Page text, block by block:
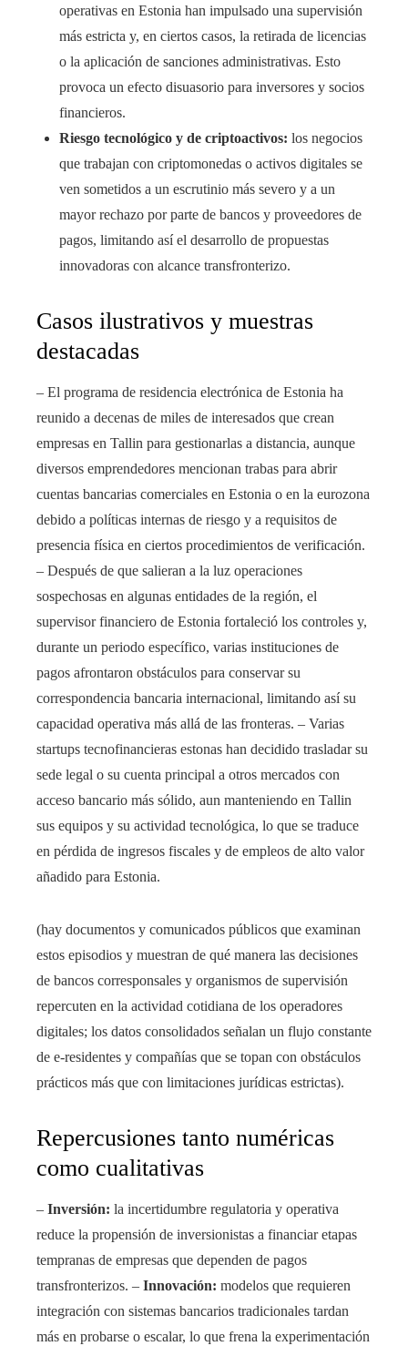
operativas en Estonia han impulsado una supervisión
más estricta y, en ciertos casos, la retirada de licencias
o la aplicación de sanciones administrativas. Esto
provoca un efecto disuasorio para inversores y socios
financieros.
Riesgo tecnológico y de criptoactivos: los negocios
que trabajan con criptomonedas o activos digitales se
ven sometidos a un escrutinio más severo y a un
mayor rechazo por parte de bancos y proveedores de
pagos, limitando así el desarrollo de propuestas
innovadoras con alcance transfronterizo.
Casos ilustrativos y muestras
destacadas
– El programa de residencia electrónica de Estonia ha
reunido a decenas de miles de interesados que crean
empresas en Tallin para gestionarlas a distancia, aunque
diversos emprendedores mencionan trabas para abrir
cuentas bancarias comerciales en Estonia o en la eurozona
debido a políticas internas de riesgo y a requisitos de
presencia física en ciertos procedimientos de verificación.
– Después de que salieran a la luz operaciones
sospechosas en algunas entidades de la región, el
supervisor financiero de Estonia fortaleció los controles y,
durante un periodo específico, varias instituciones de
pagos afrontaron obstáculos para conservar su
correspondencia bancaria internacional, limitando así su
capacidad operativa más allá de las fronteras. – Varias
startups tecnofinancieras estonas han decidido trasladar su
sede legal o su cuenta principal a otros mercados con
acceso bancario más sólido, aun manteniendo en Tallin
sus equipos y su actividad tecnológica, lo que se traduce
en pérdida de ingresos fiscales y de empleos de alto valor
añadido para Estonia.
(hay documentos y comunicados públicos que examinan
estos episodios y muestran de qué manera las decisiones
de bancos corresponsales y organismos de supervisión
repercuten en la actividad cotidiana de los operadores
digitales; los datos consolidados señalan un flujo constante
de e‑residentes y compañías que se topan con obstáculos
prácticos más que con limitaciones jurídicas estrictas).
Repercusiones tanto numéricas
como cualitativas
– Inversión: la incertidumbre regulatoria y operativa
reduce la propensión de inversionistas a financiar etapas
tempranas de empresas que dependen de pagos
transfronterizos. – Innovación: modelos que requieren
integración con sistemas bancarios tradicionales tardan
más en probarse o escalar, lo que frena la experimentación